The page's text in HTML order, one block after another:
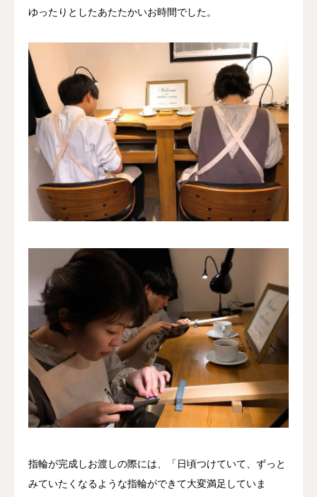
ゆったりとしたあたたかいお時間でした。
指輪が完成しお渡しの際には、「日頃つけていて、ずっと
みていたくなるような指輪ができて大変満足していま